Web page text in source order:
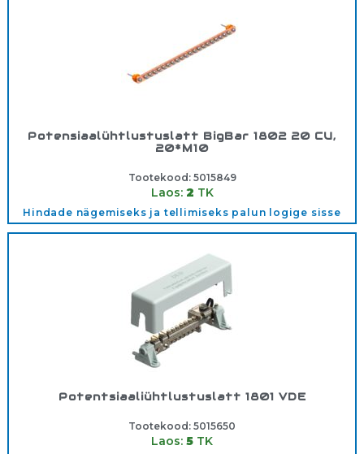
Potensiaalühtlustuslatt BigBar 1802 20 CU,
20*M10
Tootekood: 5015849
Laos: 2 TK
Hindade nägemiseks ja tellimiseks palun logige sisse
Potentsiaaliühtlustuslatt 1801 VDE
Tootekood: 5015650
Laos: 5 TK